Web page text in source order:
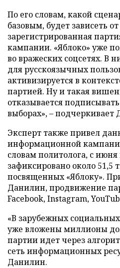
По его словам, какой
базовым, будет зависеть
зарегистрированная
кампании. «Яблоко» уже
во вражеских соцсетях. В
для русскоязычных
активизируется в
партией. Ну и такая
отказывается
выборах», – подчеркивает
Эксперт также привел
информационной
словам политолога, с
зафиксировано около 51,5
посвященных «Яблоку».
Данилин, продвижение
Facebook, Instagram,
«В зарубежных
уже вложены миллионы
партии идет через
сеть информационных
Данилин.